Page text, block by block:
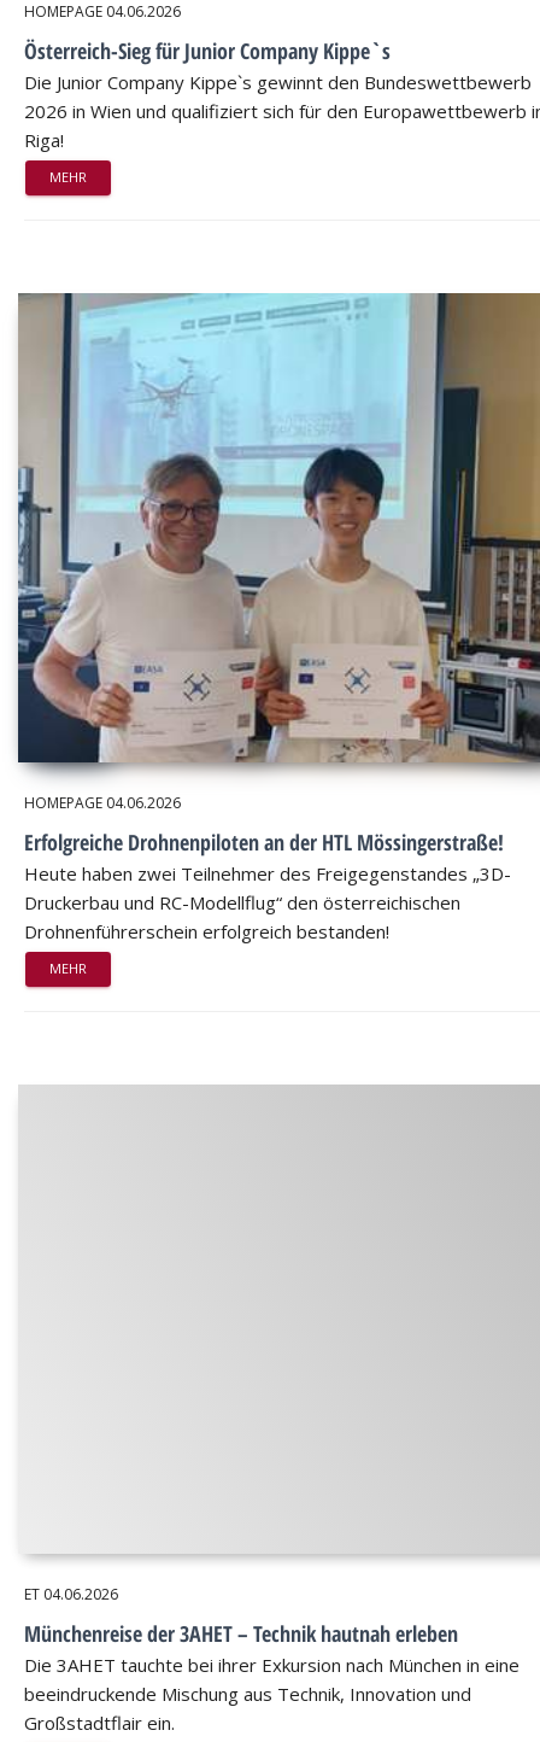
HOMEPAGE 04.06.2026
Österreich-Sieg für Junior Company Kippe`s
Die Junior Company Kippe`s gewinnt den Bundeswettbewerb
2026 in Wien und qualifiziert sich für den Europawettbewerb
Riga!
MEHR
HOMEPAGE 04.06.2026
Erfolgreiche Drohnenpiloten an der HTL Mössingerstraße!
Heute haben zwei Teilnehmer des Freigegenstandes „3D-
Druckerbau und RC-Modellflug“ den österreichischen
Drohnenführerschein erfolgreich bestanden!
MEHR
ET 04.06.2026
Münchenreise der 3AHET – Technik hautnah erleben
Die 3AHET tauchte bei ihrer Exkursion nach München in eine
beeindruckende Mischung aus Technik, Innovation und
Großstadtflair ein.